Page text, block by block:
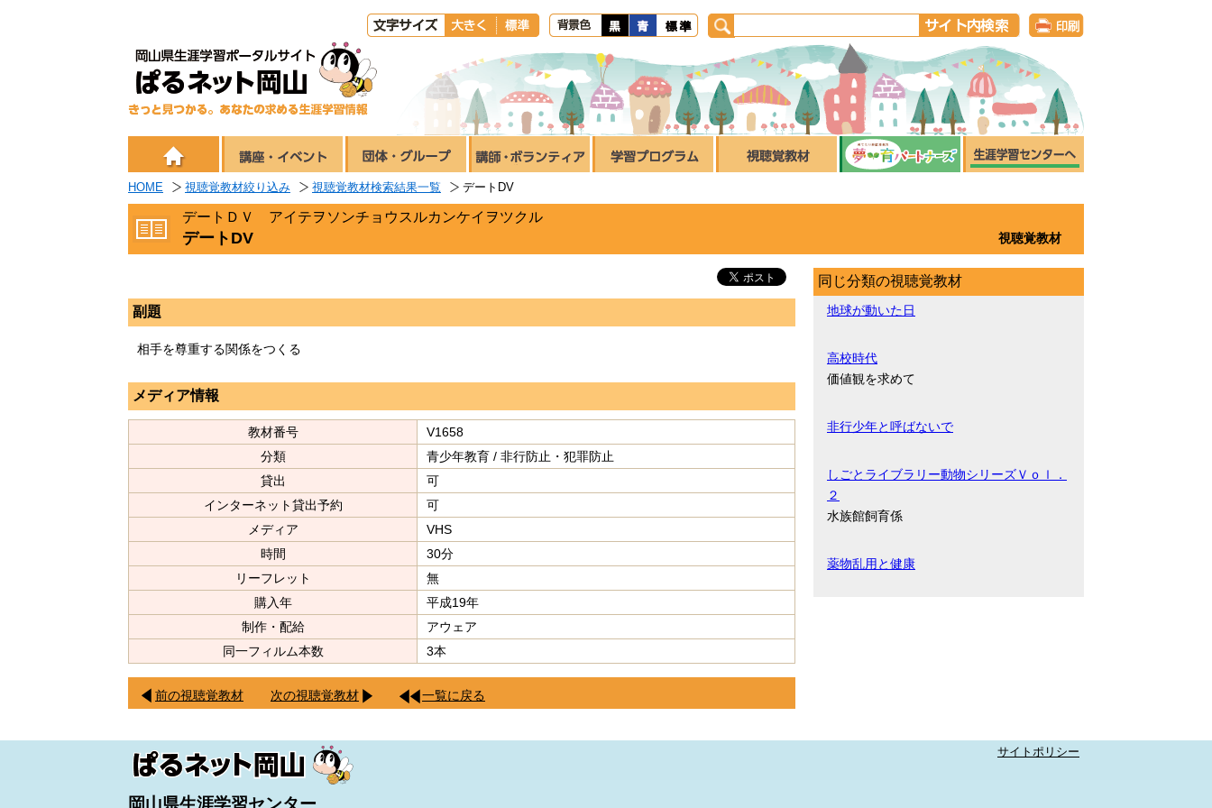
HOME 視聴覚教材絞り込み 視聴覚教材検索結果一覧 デートDV
デートＤＶ アイテヲソンチョウスルカンケイヲツクル
デートDV 視聴覚教材
副題
相手を尊重する関係をつくる
メディア情報
教材番号
V1658
分類
青少年教育 / 非行防止・犯罪防止
貸出
可
インターネット貸出予約
可
メディア
VHS
時間
30分
リーフレット
無
購入年
平成19年
制作・配給
アウェア
同一フィルム本数
3本
前の視聴覚教材 次の視聴覚教材 一覧に戻る
同じ分類の視聴覚教材
地球が動いた日
高校時代
価値観を求めて
非行少年と呼ばないで
しごとライブラリー動物シリーズＶｏｌ．
２
水族館飼育係
薬物乱用と健康
サイトポリシー